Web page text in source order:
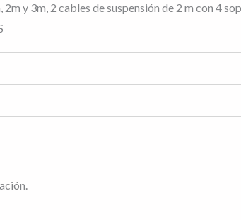
y 3m, 2 cables de suspensión de 2 m con 4